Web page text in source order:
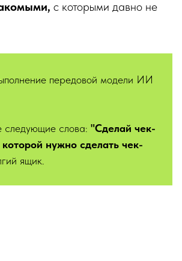
с которыми давно не
передовой модели ИИ
следующие слова: "Сделай чек-
нужно сделать чек-
ящик.